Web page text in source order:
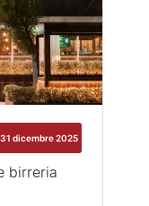
dicembre 2025
birreria